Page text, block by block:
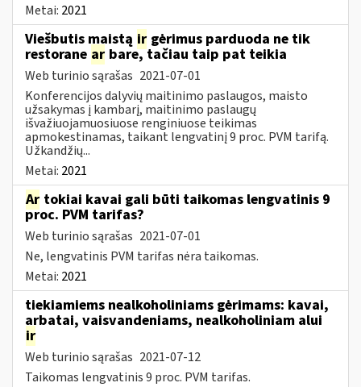
Metai: 2021
Viešbutis maistą ir gėrimus parduoda ne tik
restorane ar bare, tačiau taip pat teikia
Web turinio sąrašas 2021-07-01
Konferencijos dalyvių maitinimo paslaugos, maisto
užsakymas į kambarį, maitinimo paslaugų
išvažiuojamuosiuose renginiuose teikimas
apmokestinamas, taikant lengvatinį 9 proc. PVM tarifą.
Užkandžių...
Metai: 2021
Ar tokiai kavai gali būti taikomas lengvatinis 9
proc. PVM tarifas?
Web turinio sąrašas 2021-07-01
Ne, lengvatinis PVM tarifas nėra taikomas.
Metai: 2021
tiekiamiems nealkoholiniams gėrimams: kavai,
arbatai, vaisvandeniams, nealkoholiniam alui
ir
Web turinio sąrašas 2021-07-12
Taikomas lengvatinis 9 proc. PVM tarifas.